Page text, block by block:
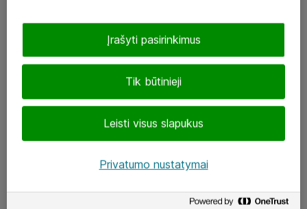
J. Rutkausko g. 6, Vilnius
Atea kontaktai
Aplankykite mus
Tik būtinieji
Leisti visus slapukus
Įrašyti pasirinkimus
Privatumo nustatymai